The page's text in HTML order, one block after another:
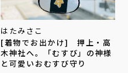
はたみさこ
[着物でお出かけ] 押上・高
木神社へ。「むすび」の神様
と可愛いおむすび守り